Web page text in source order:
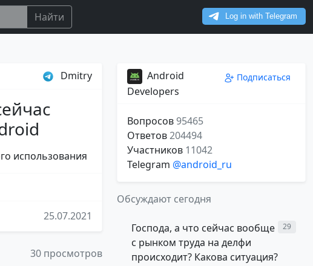
Найти
Dmitry
использования
25.07.2021
30 просмотров
Android
Developers
Подписаться
Вопросов95465
Ответов204494
Участников 11042
Telegram @android_ru
Обсуждают сегодня
Господа, а что сейчас вообще
с рынком труда на делфи
происходит? Какова ситуация?
29